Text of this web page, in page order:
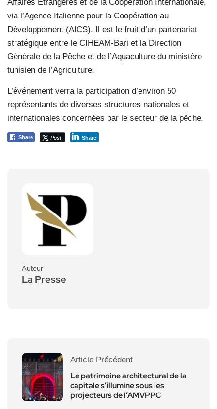
Affaires Étrangères et de la Coopération Internationale,
via l’Agence Italienne pour la Coopération au
Développement (AICS). Il est le fruit d’un partenariat
stratégique entre le CIHEAM-Bari et la Direction
Générale de la Pêche et de l’Aquaculture du ministère
tunisien de l’Agriculture.
L’événement verra la participation d’environ 50
représentants de diverses structures nationales et
internationales concernées par le secteur de la pêche.
Share Post Share
Auteur
La Presse
Article Précédent
Le patrimoine architectural de la
capitale s’illumine sous les
projecteurs de l’AMVPPC